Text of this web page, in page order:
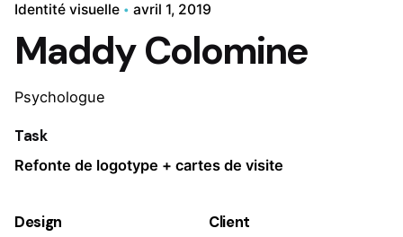
Identité visuelle avril 1, 2019
Maddy Colomine
Psychologue
Task
Refonte de logotype + cartes de visite
Design Client